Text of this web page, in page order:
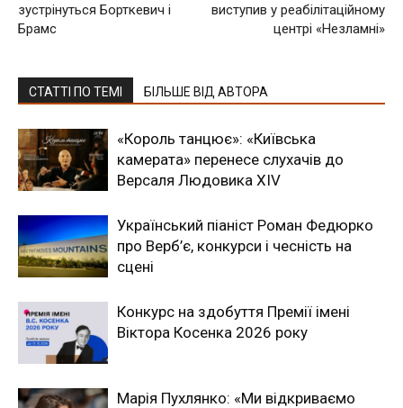
зустрінуться Борткевич і
Брамс
виступив у реабілітаційному
центрі «Незламні»
СТАТТІ ПО ТЕМІ БІЛЬШЕ ВІД АВТОРА
«Король танцює»: «Київська
камерата» перенесе слухачів до
Версаля Людовика XIV
Український піаніст Роман Федюрко
про Верб’є, конкурси і чесність на
сцені
Конкурс на здобуття Премії імені
Віктора Косенка 2026 року
Марія Пухлянко: «Ми відкриваємо